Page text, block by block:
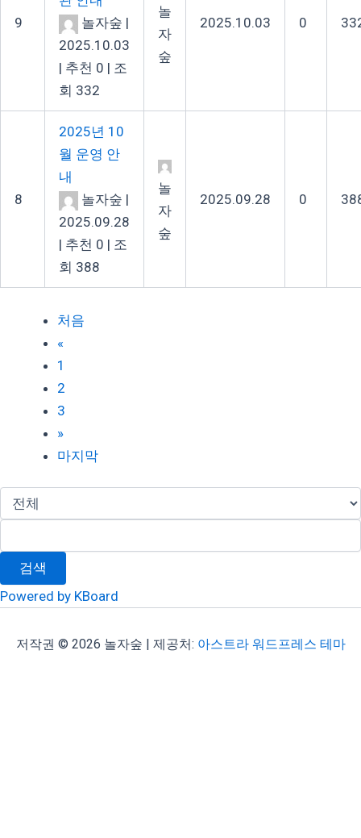
9
놀자숲 |
2025.10.03
| 추천 0 | 조
회 332
놀
자
숲
2025.10.03 0
8
2025년 10
월 운영 안
내
놀자숲 |
2025.09.28
| 추천 0 | 조
회 388
놀
자
숲
2025.09.28 0
처음
«
1
2
3
»
마지막
검색
Powered by KBoard
저작권 © 2026 놀자숲 | 제공처: 아스트라 워드프레스 테마